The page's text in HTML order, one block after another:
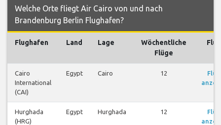
Welche Orte fliegt Air Cairo von und nach
Brandenburg Berlin Flughafen?
Flughafen Land Lage
Wöchentliche
Flüge
Cairo
International
(CAI)
Egypt Cairo 12
Hurghada
(HRG)
Egypt Hurghada 12